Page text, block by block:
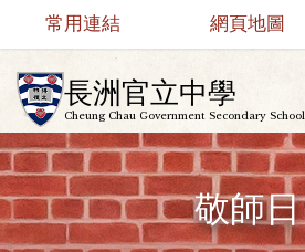
長洲官立中學
Cheung Chau Government Secondary School
常用連結 網頁地圖
敬師日